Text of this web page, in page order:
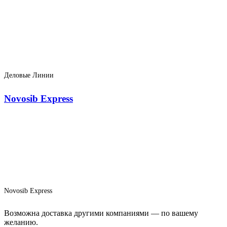
Деловые Линии
Novosib Express
Novosib Express
Возможна доставка другими компаниями — по вашему
желанию.